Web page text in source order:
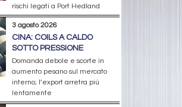
rischi legati a Port Hedland
3 agosto 2026
CINA: COILS A CALDO
SOTTO PRESSIONE
Domanda debole e scorte in
aumento pesano sul mercato
interno; l’export arretra più
lentamente